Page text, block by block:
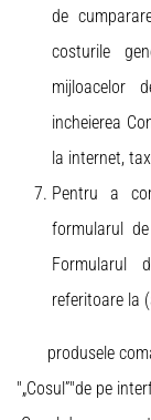
de
costurile
mijloacelor
incheierea
la internet,
Pentru a
formularul
Formularul
referitoare la
produsele
"„Cosul”"de pe